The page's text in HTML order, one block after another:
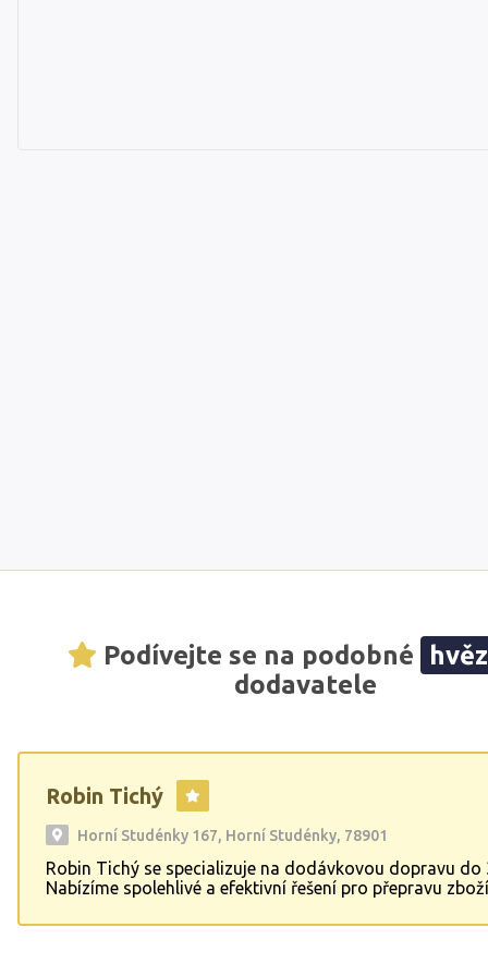
Podívejte se na podobné
dodavatele
Robin Tichý
Horní Studénky 167, Horní Studénky, 78901
Robin Tichý se specializuje na dodávkovou dopravu do
Nabízíme spolehlivé a efektivní řešení pro přepravu
služby vysoké kvality se zaměřením na přesnost a